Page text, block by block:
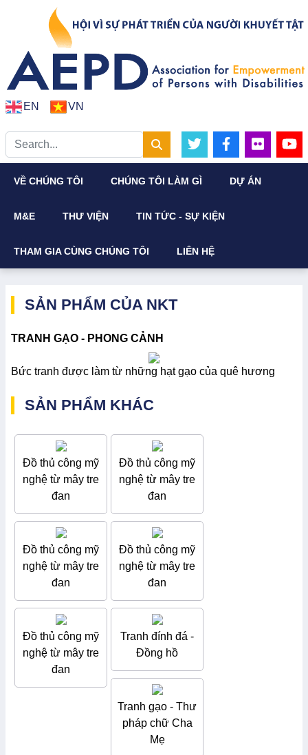
EN VN
VỀ CHÚNG TÔI CHÚNG TÔI LÀM GÌ DỰ ÁN
M&E THƯ VIỆN TIN TỨC - SỰ KIỆN
THAM GIA CÙNG CHÚNG TÔI LIÊN HỆ
SẢN PHẨM CỦA NKT
TRANH GẠO - PHONG CẢNH
Bức tranh được làm từ những hạt gạo của quê hương
SẢN PHẨM KHÁC
Đồ thủ công mỹ
nghệ từ mây tre
đan
Đồ thủ công mỹ
nghệ từ mây tre
đan
Đồ thủ công mỹ
nghệ từ mây tre
đan
Đồ thủ công mỹ
nghệ từ mây tre
đan
Đồ thủ công mỹ
nghệ từ mây tre
đan
Tranh đính đá -
Đồng hồ
Tranh gạo - Thư
pháp chữ Cha
Mẹ